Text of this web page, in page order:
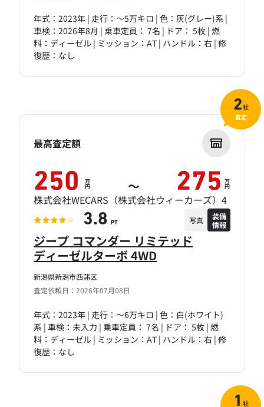
年式：2023年 | 走行：～5万キロ | 色：灰(グレー)系 |
車検：2026年8月 | 乗車定員： 7名 | ドア： 5枚 | 燃
料：ディーゼル | ミッション：AT | ハンドル：右 | 修
復歴：なし
新潟県新潟市西蒲区
査定依頼日：2026年07月08日
ジープ コマンダー リミテッド
ディーゼルターボ 4WD
年式：2023年 | 走行：～6万キロ | 色：白(ホワイト)
系 | 車検：未入力 | 乗車定員： 7名 | ドア： 5枚 | 燃
料：ディーゼル | ミッション：AT | ハンドル：右 | 修
復歴：なし
最高査定額
250 万
円 ～ 275 万
円
株式会社WECARS（株式会社ウィーカーズ）4
3.8 PT 写真
装備
情報
2社
査定
1 社